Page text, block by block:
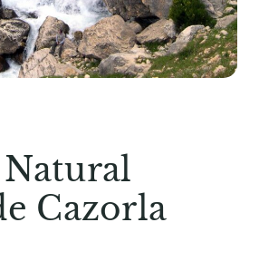
Cazorla